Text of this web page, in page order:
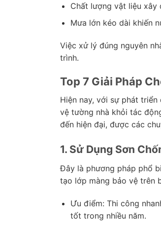
Chất lượng vật liệu xây
Mưa lớn kéo dài khiến
Việc xử lý đúng nguyên
trình.
Top 7 Giải Pháp
Hiện nay, với sự phát
vệ tường nhà khỏi tác
đến hiện đại, được các
1. Sử Dụng Sơn
Đây là phương pháp phổ
tạo lớp màng bảo vệ trên
Ưu điểm: Thi công
tốt trong nhiều năm.